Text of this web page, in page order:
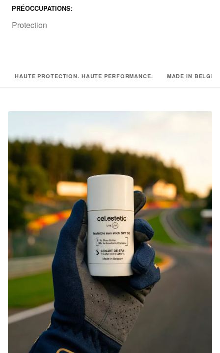
PRÉOCCUPATIONS:
Protection
HAUTE PROTECTION. HAUTE PERFORMANCE. MADE IN